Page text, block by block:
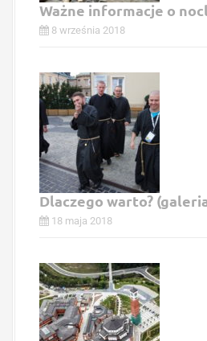
Ważne informacje o
8 września 2018
Dlaczego warto?
18 maja 2018